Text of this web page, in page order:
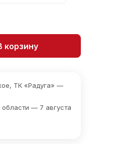
корзину
ТК «Радуга» —
— 7 августа